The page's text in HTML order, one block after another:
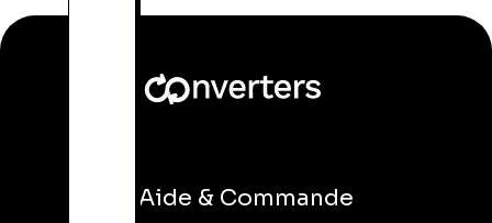
Aide & Commande